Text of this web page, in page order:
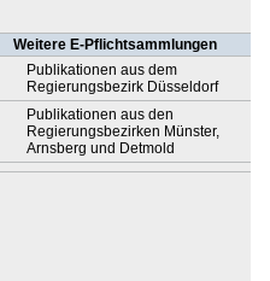
Weitere E-Pflichtsammlungen
Publikationen aus dem
Regierungsbezirk Düsseldorf
Publikationen aus den
Regierungsbezirken Münster,
Arnsberg und Detmold